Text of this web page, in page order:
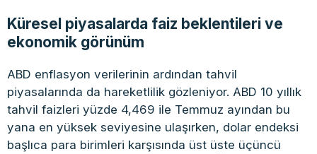
Küresel piyasalarda faiz beklentileri ve
ekonomik görünüm
ABD enflasyon verilerinin ardından tahvil
piyasalarında da hareketlilik gözleniyor. ABD 10 yıllık
tahvil faizleri yüzde 4,469 ile Temmuz ayından bu
yana en yüksek seviyesine ulaşırken, dolar endeksi
başlıca para birimleri karşısında üst üste üçüncü